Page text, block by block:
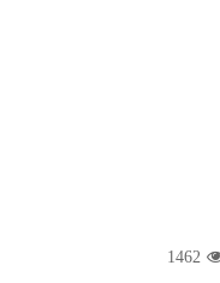
1462